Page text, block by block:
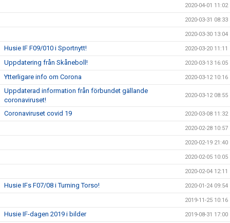
2020-04-01 11:02
2020-03-31 08:33
2020-03-30 13:04
Husie IF F09/010 i Sportnytt! 2020-03-20 11:11
Uppdatering från Skåneboll! 2020-03-13 16:05
Ytterligare info om Corona 2020-03-12 10:16
Uppdaterad information från förbundet gällande
coronaviruset!
2020-03-12 08:55
Coronaviruset covid 19 2020-03-08 11:32
2020-02-28 10:57
2020-02-19 21:40
2020-02-05 10:05
2020-02-04 12:11
Husie IFs F07/08 i Turning Torso! 2020-01-24 09:54
2019-11-25 10:16
Husie IF-dagen 2019 i bilder 2019-08-31 17:00